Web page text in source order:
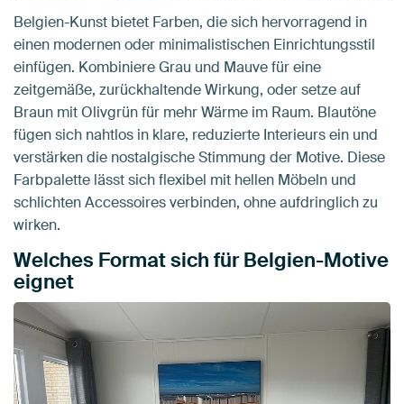
Belgien-Kunst bietet Farben, die sich hervorragend in
einen modernen oder minimalistischen Einrichtungsstil
einfügen. Kombiniere Grau und Mauve für eine
zeitgemäße, zurückhaltende Wirkung, oder setze auf
Braun mit Olivgrün für mehr Wärme im Raum. Blautöne
fügen sich nahtlos in klare, reduzierte Interieurs ein und
verstärken die nostalgische Stimmung der Motive. Diese
Farbpalette lässt sich flexibel mit hellen Möbeln und
schlichten Accessoires verbinden, ohne aufdringlich zu
wirken.
Welches Format sich für Belgien-Motive
eignet